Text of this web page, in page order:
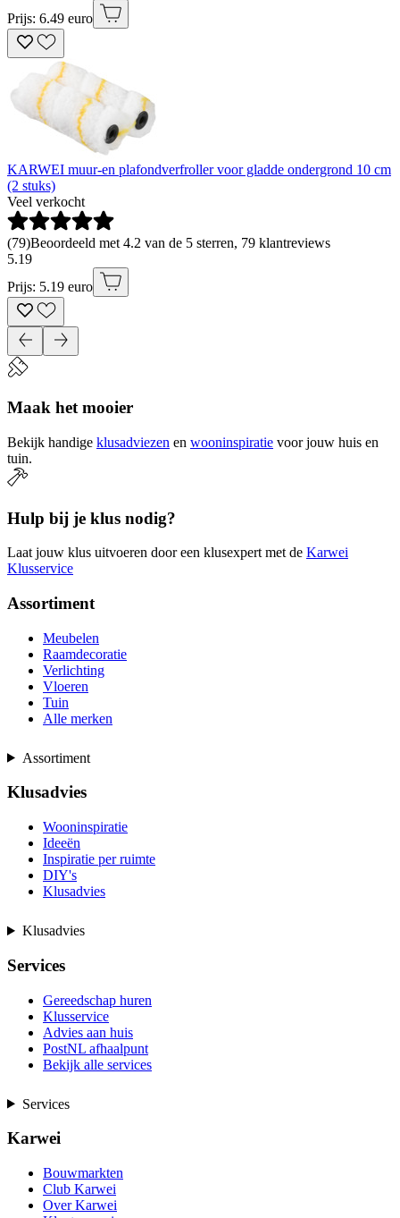
Prijs: 6.49 euro
KARWEI muur-en plafondverfroller voor gladde ondergrond 10 cm
(2 stuks)
Veel verkocht
(79)Beoordeeld met 4.2 van de 5 sterren, 79 klantreviews
5.19
Prijs: 5.19 euro
Maak het mooier
Bekijk handige klusadviezen en wooninspiratie voor jouw huis en
tuin.
Hulp bij je klus nodig?
Laat jouw klus uitvoeren door een klusexpert met de Karwei
Klusservice
Assortiment
Meubelen
Raamdecoratie
Verlichting
Vloeren
Tuin
Alle merken
Assortiment
Klusadvies
Wooninspiratie
Ideeën
Inspiratie per ruimte
DIY's
Klusadvies
Klusadvies
Services
Gereedschap huren
Klusservice
Advies aan huis
PostNL afhaalpunt
Bekijk alle services
Services
Karwei
Bouwmarkten
Club Karwei
Over Karwei